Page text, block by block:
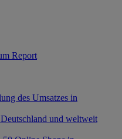
Report
des Umsatzes in
und weltweit